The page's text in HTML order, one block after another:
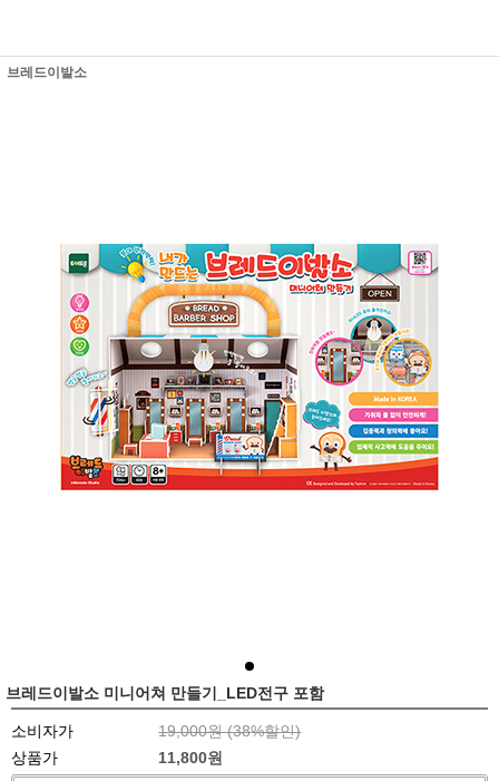
브레드이발소
브레드이발소 미니어쳐 만들기_LED전구 포함
소비자가 19,000원 (38%할인)
상품가
11,800원